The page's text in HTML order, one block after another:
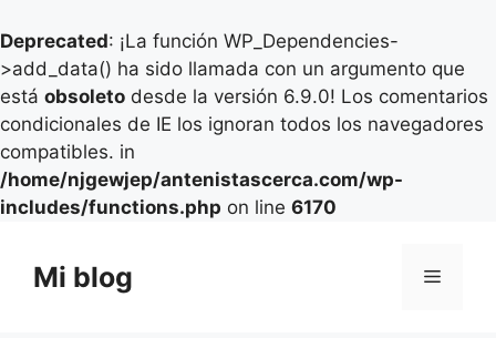
Deprecated: ¡La función WP_Dependencies-
>add_data() ha sido llamada con un argumento que
está obsoleto desde la versión 6.9.0! Los comentarios
condicionales de IE los ignoran todos los navegadores
compatibles. in
/home/njgewjep/antenistascerca.com/wp-
includes/functions.php on line 6170
contenido
Mi blog Menú